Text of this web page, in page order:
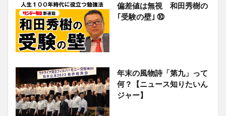
偏差値は無視 和田秀樹の
｢受験の壁｣ ⑩
年末の風物詩「第九」って
何？【ニュース知りたいん
ジャー】